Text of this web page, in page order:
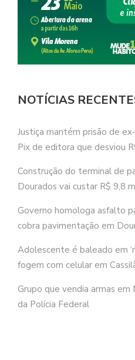
NOTÍCIAS
Justiça mantém prisão de
Pix de editora que desviou
Construção do terminal de
Dourados vai custar R$ 9,8
Governo homologa asfalto
cobra pavimentação em
Adolescente é baleado em
fogem com celular em
Grupo que vendia armas
da Polícia Federal